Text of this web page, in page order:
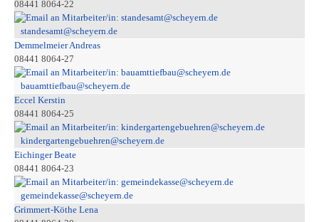
08441 8064-22
standesamt@scheyern.de
Demmelmeier Andreas
08441 8064-27
bauamttiefbau@scheyern.de
Eccel Kerstin
08441 8064-25
kindergartengebuehren@scheyern.de
Eichinger Beate
08441 8064-23
gemeindekasse@scheyern.de
Grimmert-Köthe Lena